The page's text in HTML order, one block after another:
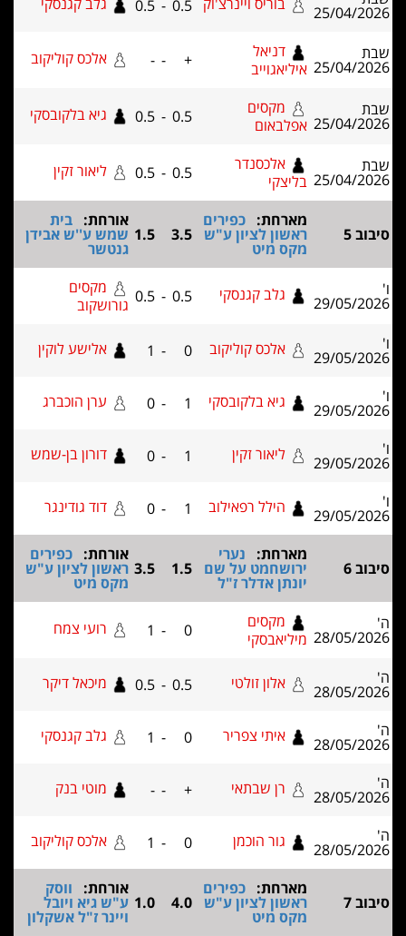
25/04/
0.5
0.5
25/04/
דניאל
איליאגוייב
- אלכס קוליקוב
25/04/
מקסים
אפלבאום
0.5 גיא בלקובסקי
25/04/
אלכסנדר
בליצקי
0.5 ליאור זקין
מארחת:כפירים
ראשון לציון ע"ש
מקס מיט
3.5
1.5
אורחת:בית
שמש ע''ש אבידן
גנטשר
29/05/ גלב קגנסקי 0.5
0.5
מקסים
גורושקוב
29/05/ אלכס קוליקוב 0
1 אלישע לוקין
29/05/ גיא בלקובסקי 1
0 ערן הוכברג
29/05/ ליאור זקין 0 דורון בן-שמש
29/05/ הילל רפאילוב 1
0 דוד גודינגר
מארחת:נערי
ירושחמט על שם
יונתן אדלר ז"ל
1.5
3.5
אורחת:כפירים
ראשון לציון ע"ש
מקס מיט
28/05/
מקסים
מיליאבסקי
1 רועי צמח
28/05/ אלון זולטי 0.5 מיכאל דיקר
28/05/ איתי צפריר 0
1 גלב קגנסקי
28/05/ רן שבתאי - מוטי בנק
28/05/ גור הוכמן 1 אלכס קוליקוב
מארחת:כפירים
ראשון לציון ע"ש
מקס מיט
4.0
1.0
אורחת:ווסק
ע"ש גיא ויובל
ויינר ז"ל אשקלון